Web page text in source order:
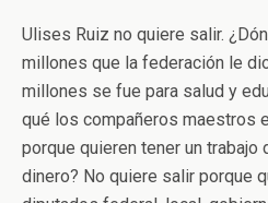
Ulises Ruiz no quiere salir.
millones que la federación le
millones se fue para salud y
qué los compañeros maestros
porque quieren tener un trabajo
dinero? No quiere salir porque